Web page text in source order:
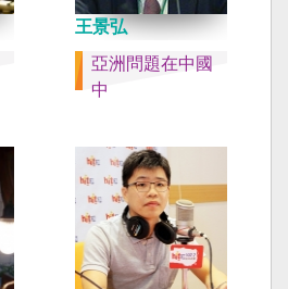
王景弘
亞洲問題在中國
中